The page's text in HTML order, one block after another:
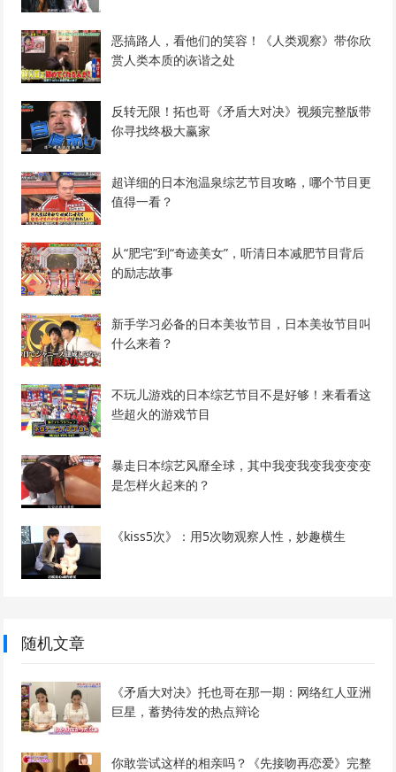
恶搞路人，看他们的笑容！《人类观察》带你欣
赏人类本质的诙谐之处
反转无限！拓也哥《矛盾大对决》视频完整版带
你寻找终极大赢家
超详细的日本泡温泉综艺节目攻略，哪个节目更
值得一看？
从“肥宅”到“奇迹美女”，听清日本减肥节目背后
的励志故事
新手学习必备的日本美妆节目，日本美妆节目叫
什么来着？
不玩儿游戏的日本综艺节目不是好够！来看看这
些超火的游戏节目
暴走日本综艺风靡全球，其中我变我变我变变变
是怎样火起来的？
《kiss5次》：用5次吻观察人性，妙趣横生
随机文章
《矛盾大对决》托也哥在那一期：网络红人亚洲
巨星，蓄势待发的热点辩论
你敢尝试这样的相亲吗？《先接吻再恋爱》完整